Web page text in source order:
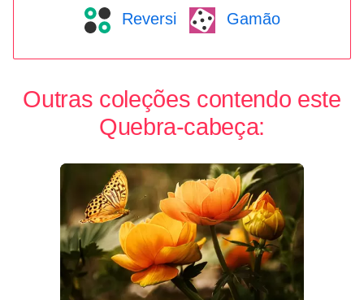
Reversi Gamão
Outras coleções contendo este
Quebra-cabeça: